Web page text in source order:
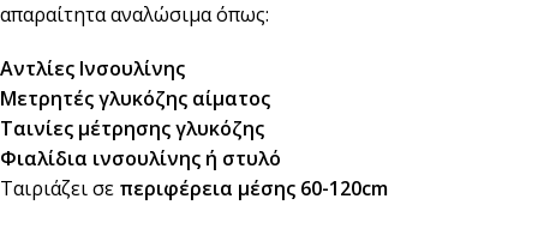
απαραίτητα αναλώσιμα όπως:
Αντλίες Ινσουλίνης
Μετρητές γλυκόζης αίματος
Ταινίες μέτρησης γλυκόζης
Φιαλίδια ινσουλίνης ή στυλό
Ταιριάζει σε περιφέρεια μέσης 60-120cm